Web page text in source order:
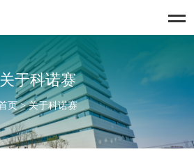
关于科诺赛
页>关于科诺赛